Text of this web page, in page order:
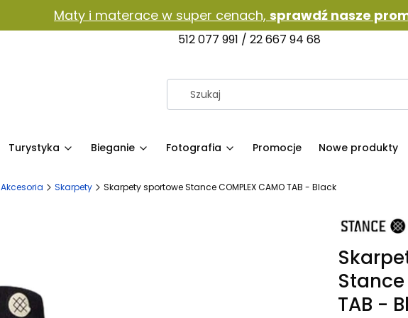
Maty i materace w super cenach, sprawdź nasze
512 077 991 / 22 667 94 68
Turystyka Bieganie Fotografia Promocje Nowe produkty
Akcesoria Skarpety Skarpety sportowe Stance COMPLEX CAMO TAB - Black
Stance
TAB -